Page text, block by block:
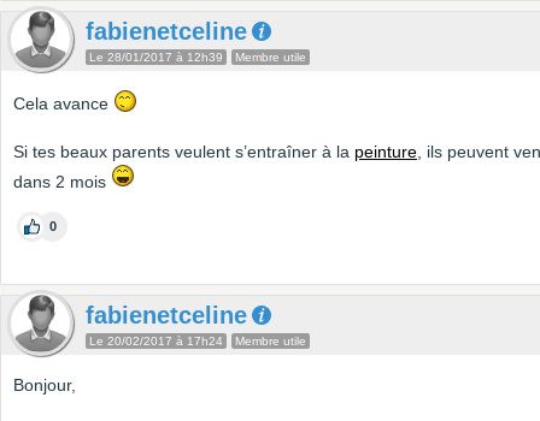
fabienetceline
Le 28/01/2017 à 12h39 Membre utile
Cela avance
Si tes beaux parents veulent s’entraîner à la peinture , ils peuvent
dans 2 mois
0
fabienetceline
Le 20/02/2017 à 17h24 Membre utile
Bonjour,